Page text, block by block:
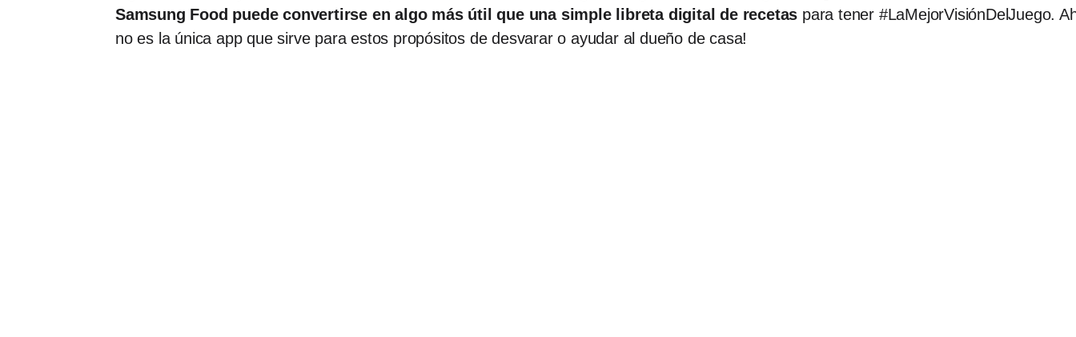
Samsung Food puede convertirse en algo más útil que una simple libreta digital de recetas para tener #LaMejorVisiónDelJuego.
no es la única app que sirve para estos propósitos de desvarar o ayudar al dueño de casa!